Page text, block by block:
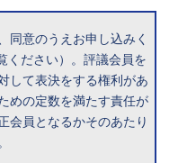
同意のうえお申し込みく
ください）。評議会員を
して表決をする権利があ
めの定数を満たす責任が
会員となるかそのあたり